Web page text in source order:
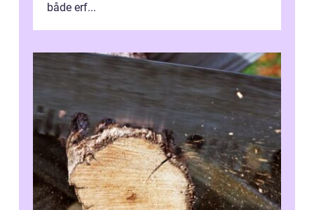
både erf...